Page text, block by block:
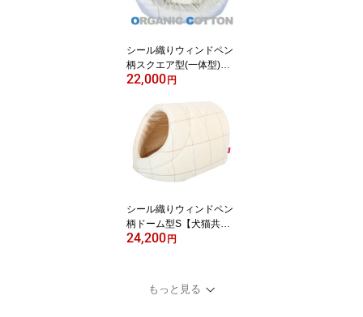
シール織りウィンドペン
柄スクエア型(一体型)M
【犬猫共通商品】オーガ
ッド ペット用 マット
ペットクッションマッ
ト ペット用品 犬 猫
小型犬 大型犬 マットク
ッション 犬用ベッド
猫用ベッド
22,000円
シール織りウィンドペン
柄ドーム型S【犬猫共通
商品】ペットベッド ペ
用品 犬 猫 小型犬 大型
犬 マットクッション
24,200円
もっと見る